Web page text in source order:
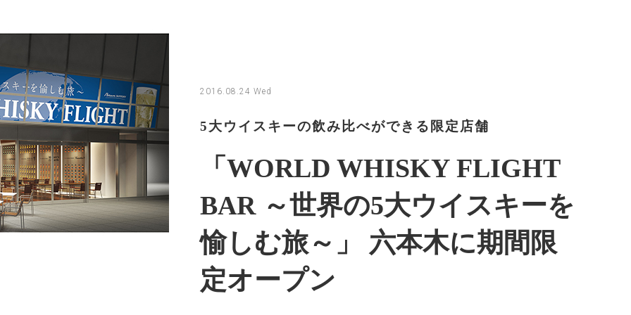
2016.08.24 Wed
5大ウイスキーの飲み比べができる限定店舗
「WORLD WHISKY FLIGHT
BAR ～世界の5大ウイスキーを
愉しむ旅～」 六本木に期間限
定オープン